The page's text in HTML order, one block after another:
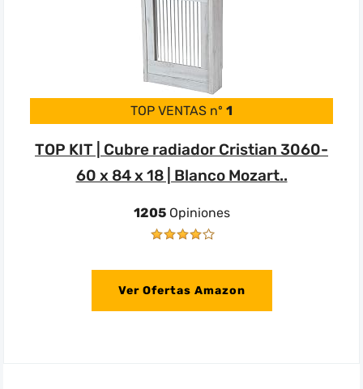
TOP VENTAS nº 1
TOP KIT | Cubre radiador Cristian 3060-
60 x 84 x 18 | Blanco Mozart..
1205Opiniones
Ver Ofertas Amazon